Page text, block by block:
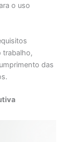
o uso
trabalho,
das